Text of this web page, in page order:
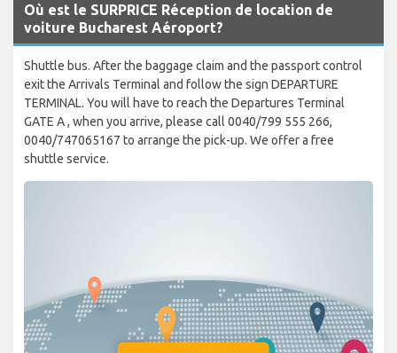
Où est le SURPRICE Réception de location de
voiture Bucharest Aéroport?
Shuttle bus. After the baggage claim and the passport control
exit the Arrivals Terminal and follow the sign DEPARTURE
TERMINAL. You will have to reach the Departures Terminal
GATE A , when you arrive, please call 0040/799 555 266,
0040/747065167 to arrange the pick-up. We offer a free
shuttle service.